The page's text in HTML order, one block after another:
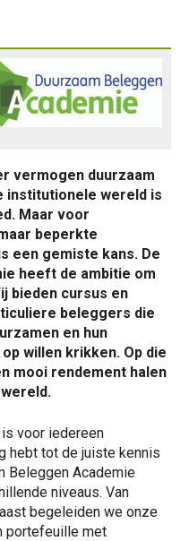
vermogen duurzaam
institutionele wereld is
Maar voor
beperkte
een gemiste kans. De
heeft de ambitie om
bieden cursus en
beleggers die
en hun
willen krikken. Op die
mooi rendement halen
voor iedereen
hebt tot de juiste kennis
Beleggen Academie
niveaus. Van
begeleiden we onze
portefeuille met